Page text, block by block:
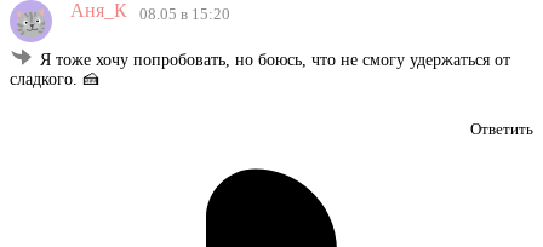
Аня_К 08.05 в 15:20
Я тоже хочу попробовать, но боюсь, что не смогу удержаться от
сладкого. 🍰
Ответить